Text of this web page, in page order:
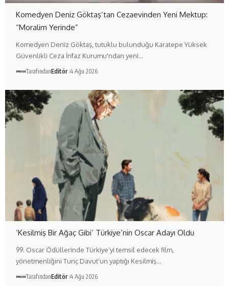
Komedyen Deniz Göktaş’tan Cezaevinden Yeni Mektup:
“Moralim Yerinde”
Komedyen Deniz Göktaş, tutuklu bulunduğu Karatepe Yüksek
Güvenlikli Ceza İnfaz Kurumu'ndan yeni…
TarafındanEditör 4 Ağu 2026
‘Kesilmiş Bir Ağaç Gibi’ Türkiye’nin Oscar Adayı Oldu
99. Oscar Ödüllerinde Türkiye’yi temsil edecek film,
yönetmenliğini Tunç Davut’un yaptığı Kesilmiş…
TarafındanEditör 4 Ağu 2026